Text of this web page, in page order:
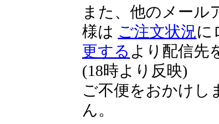
5月5日から19日頃
が届きにくい問題
また、他のメール
様はご注文状況
更するより配信先
(18時より反映)